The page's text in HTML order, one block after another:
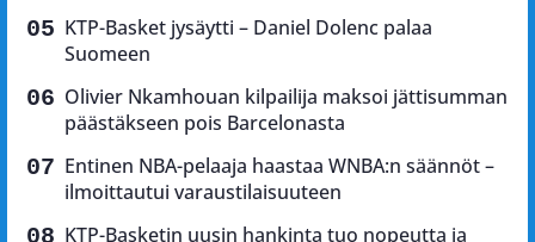
KTP-Basket jysäytti – Daniel Dolenc palaa
Suomeen
Olivier Nkamhouan kilpailija maksoi jättisumman
päästäkseen pois Barcelonasta
Entinen NBA-pelaaja haastaa WNBA:n säännöt –
ilmoittautui varaustilaisuuteen
KTP-Basketin uusin hankinta tuo nopeutta ja